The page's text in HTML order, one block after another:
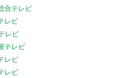
合テレビ
レビ
レビ
テレビ
レビ
レビ